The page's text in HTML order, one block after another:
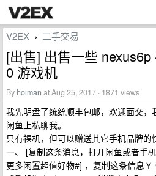
V2EX › 二手交易
[出售] 出售一些
0 游戏机
By hoiman at Aug 25, 2017 · 1871 views
我先明盘了统统顺丰包邮，欢迎面交
闲鱼上私聊我。
只有祼机，但可以赠送其它手机品牌的
一、 [复制这条消息，打开闲鱼或者手
更多闲置超值好物#] ，复制这条信息